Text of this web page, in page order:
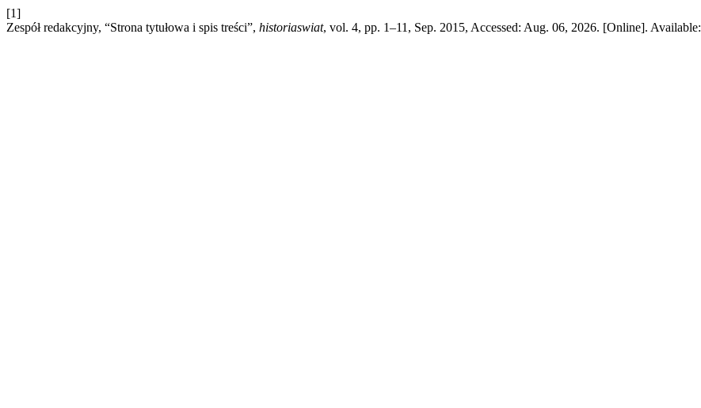
[1]
Zespół redakcyjny, “Strona tytułowa i spis treści”, historiaswiat, vol. 4, pp. 1–11, Sep. 2015, Accessed: Aug. 06, 2026. [Online]. Available: